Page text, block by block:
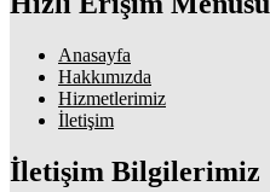
Anasayfa
Hakkımızda
Hizmetlerimiz
İletişim
İletişim Bilgilerimiz